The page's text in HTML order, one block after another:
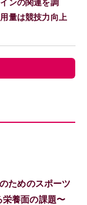
ンの関連を調
量は競技力向上
ためのスポーツ
養面の課題〜